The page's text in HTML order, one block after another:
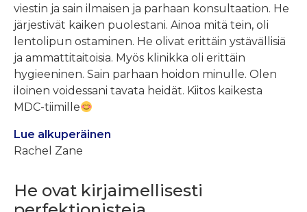
viestin ja sain ilmaisen ja parhaan konsultaation. He
järjestivät kaiken puolestani. Ainoa mitä tein, oli
lentolipun ostaminen. He olivat erittäin ystävällisiä
ja ammattitaitoisia. Myös klinikka oli erittäin
hygieeninen. Sain parhaan hoidon minulle. Olen
iloinen voidessani tavata heidät. Kiitos kaikesta
MDC-tiimille
Lue alkuperäinen
Rachel Zane
He ovat kirjaimellisesti